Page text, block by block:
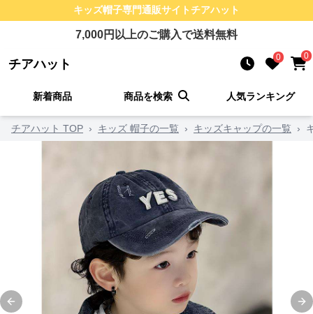
キッズ帽子専門通販サイトチアハット
7,000円以上のご購入で送料無料
チアハット 0 0
新着商品 商品を検索 人気ランキング
チアハット TOP › キッズ 帽子の一覧 › キッズキャップの一覧 ›
Previous slide